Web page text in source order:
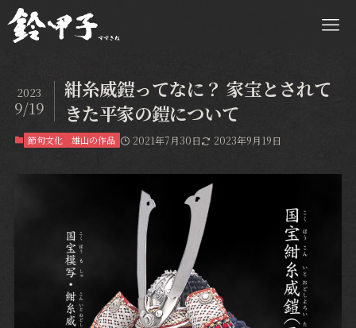
紺糸威鎧ってなに？ 家宝とされて
きた平家の鎧について
2023
9/19
節句文化 雄山の作品 2021年7月30日 2023年9月19日